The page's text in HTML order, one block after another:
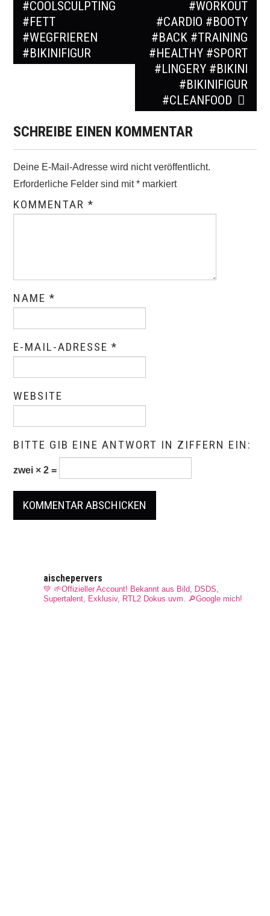
#COOLSCULPTING
#FETT
#WEGFRIEREN
#BIKINIFIGUR
#WORKOUT
#CARDIO #BOOTY
#BACK #TRAINING
#HEALTHY #SPORT
#LINGERY #BIKINI
#BIKINIFIGUR
#CLEANFOOD
SCHREIBE EINEN KOMMENTAR
Deine E-Mail-Adresse wird nicht veröffentlicht.
Erforderliche Felder sind mit* markiert
KOMMENTAR*
NAME*
E-MAIL-ADRESSE*
WEBSITE
BITTE GIB EINE ANTWORT IN ZIFFERN EIN:
zwei × 2 =
aischepervers
💚 🌱Offizieller Account! Bekannt aus Bild, DSDS,
Supertalent, Exklusiv, RTL2 Dokus uvm.
🔎Google mich!